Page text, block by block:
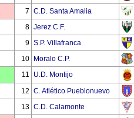
7 C.D. Santa Amalia
8 Jerez C.F.
9 S.P. Villafranca
10
Moralo C.P.
11
U.D. Montijo
12 C. Atlético Pueblonuevo
13 C.D. Calamonte